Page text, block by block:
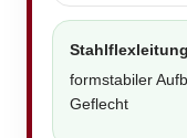
Stahlflexleitung
formstabiler
Geflecht